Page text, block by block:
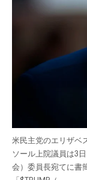
米民主党のエリザベ
ソール上院議員は3
会）委員長宛てに書